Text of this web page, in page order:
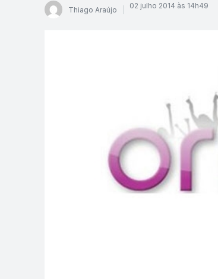
Thiago Araújo 02 julho 2014 às 14h49